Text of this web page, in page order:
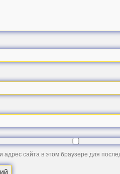
адрес сайта в этом браузере для